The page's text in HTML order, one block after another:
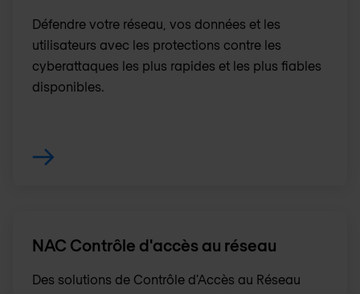
Défendre votre réseau, vos données et les
utilisateurs avec les protections contre les
cyberattaques les plus rapides et les plus fiables
disponibles.
NAC Contrôle d'accès au réseau
Des solutions de Contrôle d'Accès au Réseau